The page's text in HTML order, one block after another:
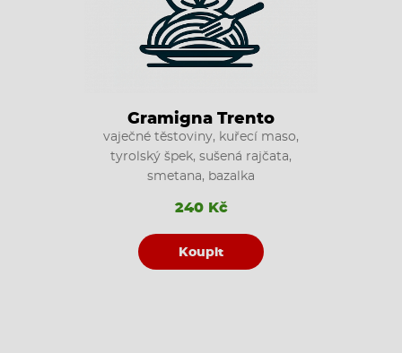
Gramigna Trento
vaječné těstoviny, kuřecí maso,
tyrolský špek, sušená rajčata,
smetana, bazalka
240 Kč
Koupit